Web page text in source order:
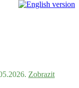
Zobrazit